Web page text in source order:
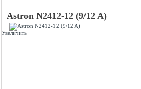
Astron N2412-12 (9/12 A)
Увеличить